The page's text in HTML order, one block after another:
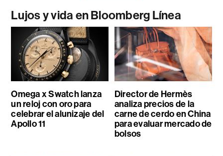
Lujos y vida en Bloomberg Línea
Omega x Swatch lanza
un reloj con oro para
celebrar el alunizaje del
Apollo 11
Director de Hermès
analiza precios de la
carne de cerdo en China
para evaluar mercado de
bolsos